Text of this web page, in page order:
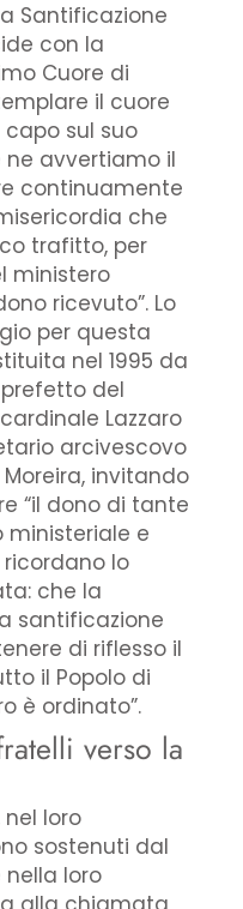
Santificazione
con la
Cuore di
il cuore
capo sul suo
avvertiamo il
continuamente
che
trafitto, per
ministero
ricevuto”. Lo
per questa
nel 1995 da
prefetto del
Lazzaro
arcivescovo
invitando
“il dono di tante
ministeriale e
ricordano lo
che la
santificazione
di riflesso il
il Popolo di
è ordinato”.
verso la
loro
sostenuti dal
loro